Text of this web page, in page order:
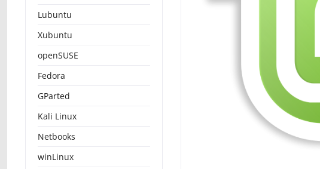
Lubuntu
Xubuntu
openSUSE
Fedora
GParted
Kali Linux
Netbooks
winLinux